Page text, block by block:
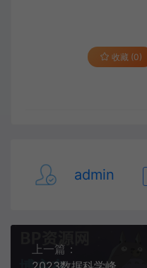
收藏 (0)
admin
上一篇：